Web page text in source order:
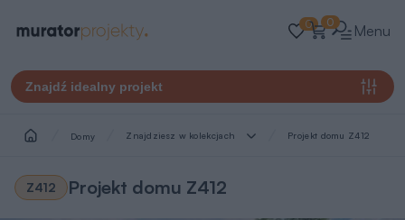
0 0 Menu
Znajdź idealny projekt
Domy Znajdziesz w kolekcjach Projekt domu Z412
Z412 Projekt domu Z412